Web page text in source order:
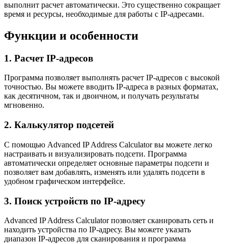
выполнит расчет автоматически. Это существенно сокращает
время и ресурсы, необходимые для работы с IP-адресами.
Функции и особенности
1. Расчет IP-адресов
Программа позволяет выполнять расчет IP-адресов с высокой
точностью. Вы можете вводить IP-адреса в разных форматах,
как десятичном, так и двоичном, и получать результаты
мгновенно.
2. Калькулятор подсетей
С помощью Advanced IP Address Calculator вы можете легко
настраивать и визуализировать подсети. Программа
автоматически определяет основные параметры подсети и
позволяет вам добавлять, изменять или удалять подсети в
удобном графическом интерфейсе.
3. Поиск устройств по IP-адресу
Advanced IP Address Calculator позволяет сканировать сеть и
находить устройства по IP-адресу. Вы можете указать
диапазон IP-адресов для сканирования и программа